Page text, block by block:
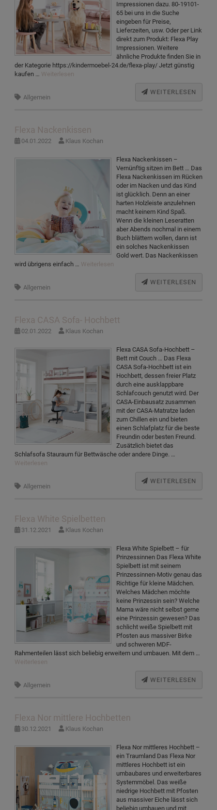
Impressionen dazu. 80-19101-
65 bei uns in die Suche
eingeben für Preise,
Lieferzeiten, usw. Oder per Link
direkt zum Produkt: Flexa Play
Impressionen. Weitere
ähnliche Produkte finden Sie in
der Kategorie https://kindermoebel-24.de/flexa-play/ Jetzt günstig
kaufen … Weiterlesen
WEITERLESEN
Allgemein
Flexa Nackenkissen
04.01.2022 Klaus Kochan
Flexa Nackenkissen –
Vernünftig sitzen im Bett … Das
Flexa Nackenkissen im Rücken
oder im Nacken und das Kind
ist glücklich. Denn an einer
harten Holzleiste anzulehnen
macht keinem Kind Spaß.
Wenn die kleinen Leseratten
aber Abends nochmal in einem
Buch blättern wollen, dann ist
ein solches Nackenkissen
Gold wert. Das Nackenkissen
wird übrigens einfach … Weiterlesen
WEITERLESEN
Allgemein
Flexa CASA Sofa- Hochbett
02.01.2022 Klaus Kochan
Flexa CASA Sofa-Hochbett –
Bett mit Couch … Das Flexa
CASA Sofa-Hochbett ist ein
Hochbett, dessen freier Platz
durch eine ausklappbare
Schlafcouch genutzt wird. Der
CASA-Einbausatz zusammen
mit der CASA-Matratze laden
zum Chillen ein und bieten
einen Schlafplatz für die beste
Freundin oder besten Freund.
Zusätzlich bietet das
Schlafsofa Stauraum für Bettwäsche oder andere Dinge. …
Weiterlesen
WEITERLESEN
Allgemein
Flexa White Spielbetten
31.12.2021 Klaus Kochan
Flexa White Spielbett – für
Prinzessinnen Das Flexa White
Spielbett ist mit seinem
Prinzessinnen-Motiv genau das
Richtige für kleine Mädchen.
Welches Mädchen möchte
keine Prinzessin sein? Welche
Mama wäre nicht selbst gerne
eine Prinzessin gewesen? Das
schlicht weiße Spielbett mit
Pfosten aus massiver Birke
und schweren MDF-
Rahmenteilen lässt sich beliebig erweitern und umbauen. Mit dem …
Weiterlesen
WEITERLESEN
Allgemein
Flexa Nor mittlere Hochbetten
30.12.2021 Klaus Kochan
Flexa Nor mittleres Hochbett –
ein Traumland Das Flexa Nor
mittleres Hochbett ist ein
umbaubares und erweiterbares
Systemmöbel. Das weiße
niedrige Hochbett mit Pfosten
aus massiver Eiche lässt sich
beliebig umbauen und mit